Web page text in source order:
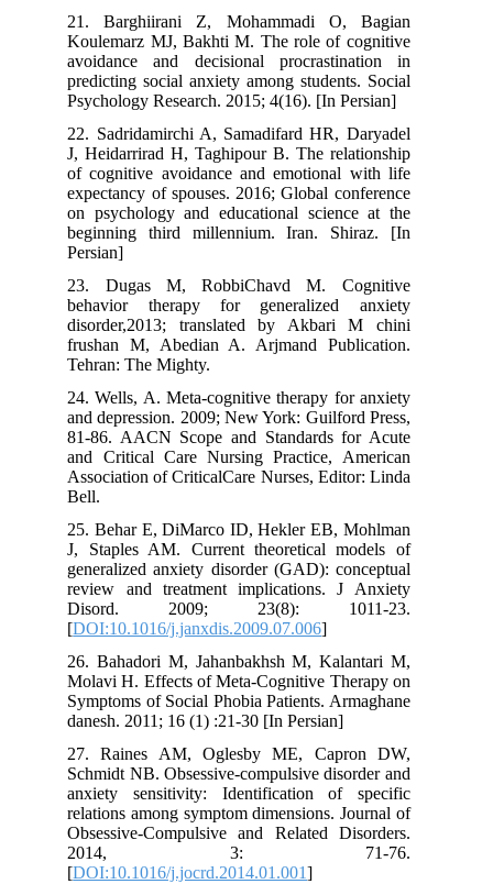
21. Barghiirani Z, Mohammadi O, Bagian
Koulemarz MJ, Bakhti M. The role of cognitive
avoidance and decisional procrastination in
predicting social anxiety among students. Social
Psychology Research. 2015; 4(16). [In Persian]
22. Sadridamirchi A, Samadifard HR, Daryadel
J, Heidarrirad H, Taghipour B. The relationship
of cognitive avoidance and emotional with life
expectancy of spouses. 2016; Global conference
on psychology and educational science at the
beginning third millennium. Iran. Shiraz. [In
Persian]
23. Dugas M, RobbiChavd M. Cognitive
behavior therapy for generalized anxiety
disorder,2013; translated by Akbari M chini
frushan M, Abedian A. Arjmand Publication.
Tehran: The Mighty.
24. Wells, A. Meta-cognitive therapy for anxiety
and depression. 2009; New York: Guilford Press,
81-86. AACN Scope and Standards for Acute
and Critical Care Nursing Practice, American
Association of CriticalCare Nurses, Editor: Linda
Bell.
25. Behar E, DiMarco ID, Hekler EB, Mohlman
J, Staples AM. Current theoretical models of
generalized anxiety disorder (GAD): conceptual
review and treatment implications. J Anxiety
Disord. 2009; 23(8): 1011-23.
[DOI:10.1016/j.janxdis.2009.07.006
26. Bahadori M, Jahanbakhsh M, Kalantari M,
Molavi H. Effects of Meta-Cognitive Therapy on
Symptoms of Social Phobia Patients. Armaghane
danesh. 2011; 16 (1) :21-30 [In Persian]
27. Raines AM, Oglesby ME, Capron DW,
Schmidt NB. Obsessive-compulsive disorder and
anxiety sensitivity: Identification of specific
relations among symptom dimensions. Journal of
Obsessive-Compulsive and Related Disorders.
2014, 3: 71-76.
[DOI:10.1016/j.jocrd.2014.01.001